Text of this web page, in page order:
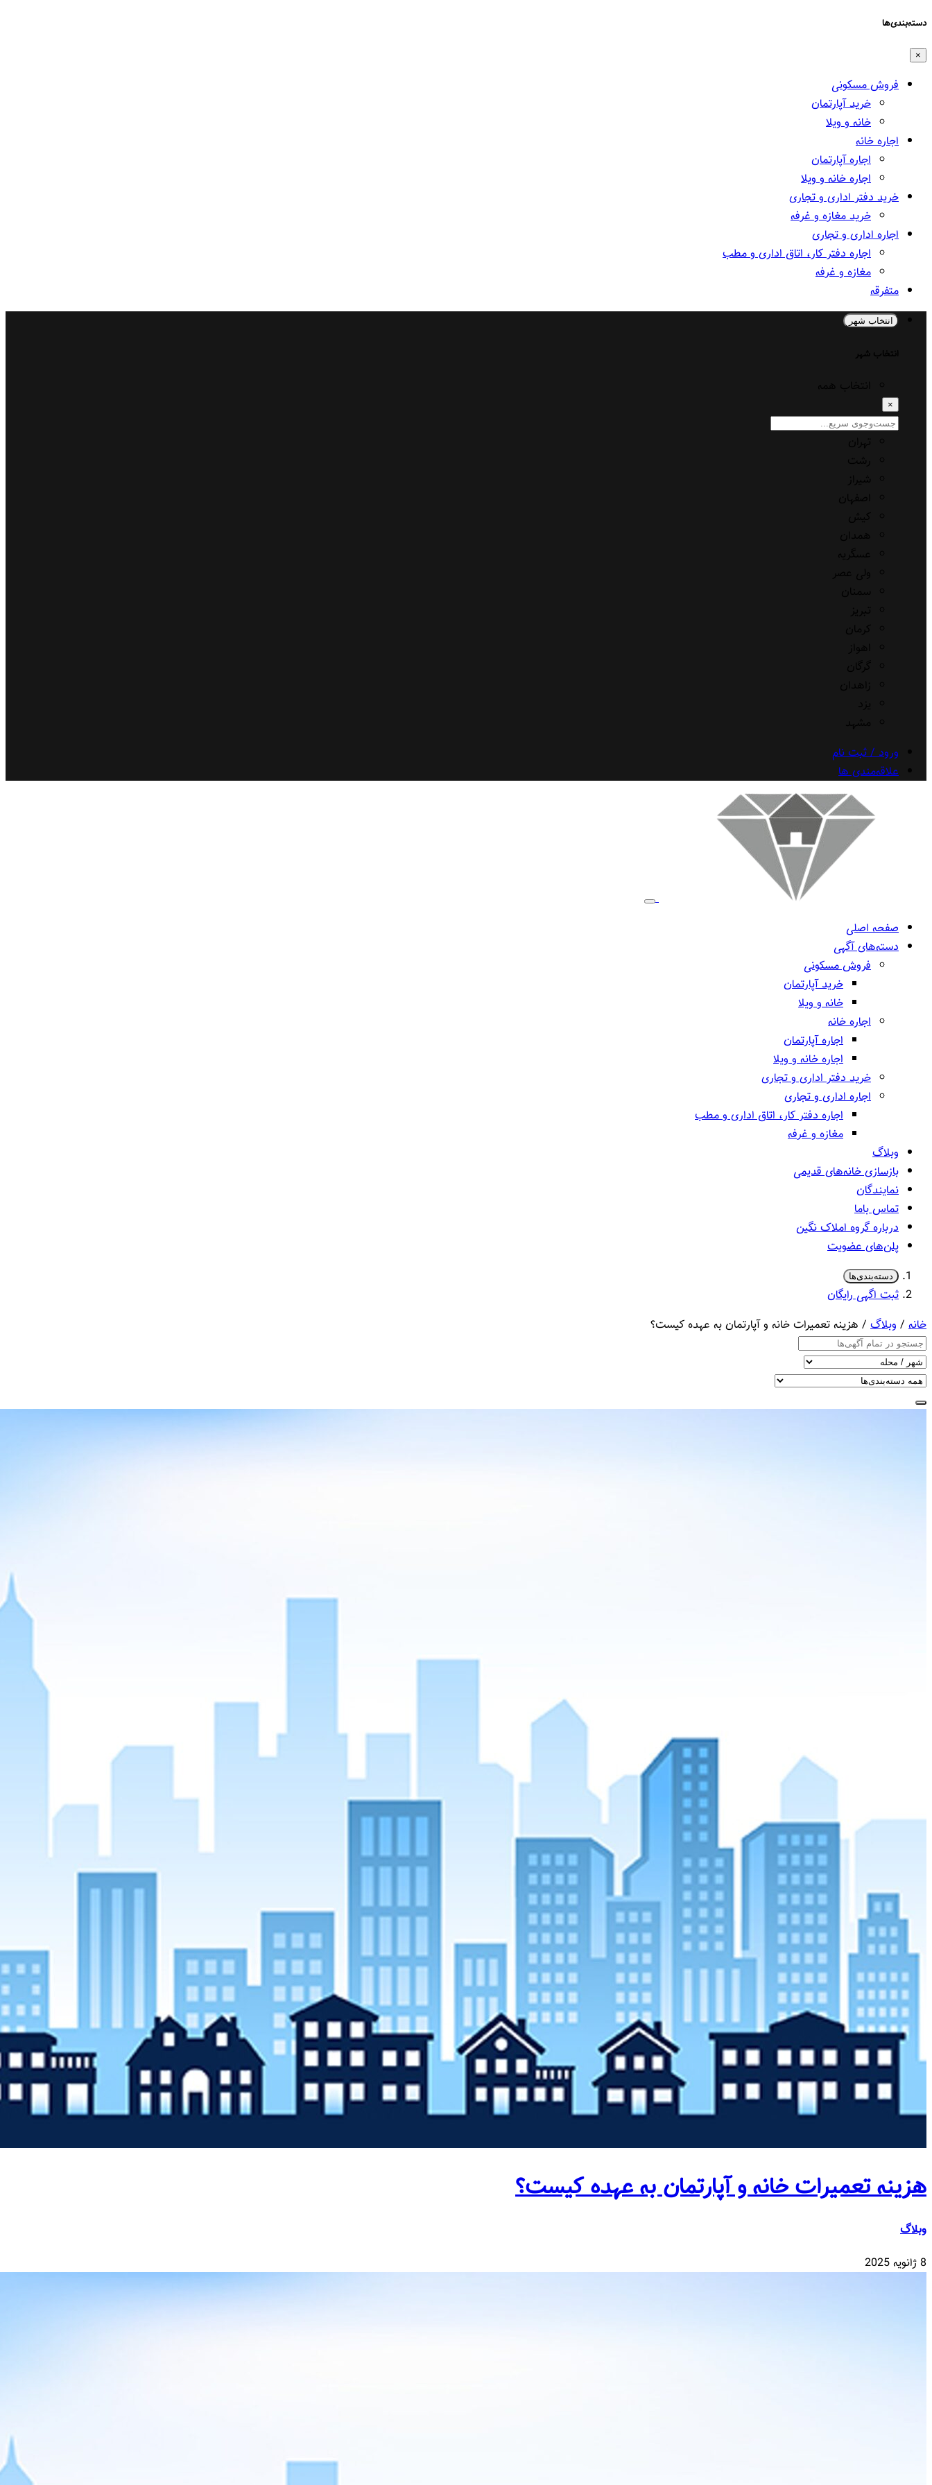
دسته‌بندی‌ها
×
فروش مسکونی
خرید آپارتمان
خانه و ویلا
اجاره خانه
اجاره آپارتمان
اجاره خانه و ویلا
خرید دفتر اداری و تجاری
خرید مغازه و غرفه
اجاره اداری و تجاری
اجاره دفتر کار، اتاق اداری و مطب
مغازه و غرفه
متفرقه
انتخاب شهر
×
ورود / ثبت نام
علاقه‌مندی ها
صفحه اصلی
دسته‌های آگهی
فروش مسکونی
خرید آپارتمان
خانه و ویلا
اجاره خانه
اجاره آپارتمان
اجاره خانه و ویلا
خرید دفتر اداری و تجاری
اجاره اداری و تجاری
اجاره دفتر کار، اتاق اداری و مطب
مغازه و غرفه
وبلاگ
بازسازی خانه‌های قدیمی
نمایندگان
تماس باما
درباره گروه املاک نگین
پلن‌های عضویت
دسته‌بندی‌ها
ثبت اگهی رایگان
خانه / وبلاگ / هزینه تعمیرات خانه و آپارتمان به عهده کیست؟
هزینه تعمیرات خانه و آپارتمان به عهده کیست؟
وبلاگ
8 ژانویه 2025